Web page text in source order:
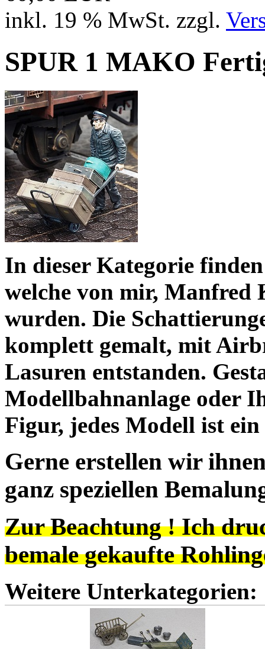
inkl. 19 % MwSt. zzgl.
SPUR 1 MAKO
In dieser Kategorie
welche von mir, Manfred
wurden. Die
komplett gemalt, mit
Lasuren entstanden.
Modellbahnanlage oder
Figur, jedes Modell ist
Gerne erstellen wir
ganz speziellen
Zur Beachtung ! Ich
bemale gekaufte
Weitere Unterkategorien: